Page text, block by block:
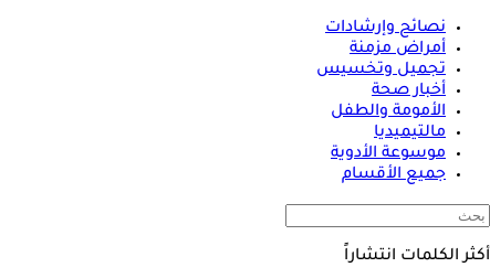
نصائح وإرشادات
أمراض مزمنة
تجميل وتخسيس
أخبار صحة
الأمومة والطفل
مالتيميديا
موسوعة الأدوية
جميع الأقسام
أكثر الكلمات انتشاراً